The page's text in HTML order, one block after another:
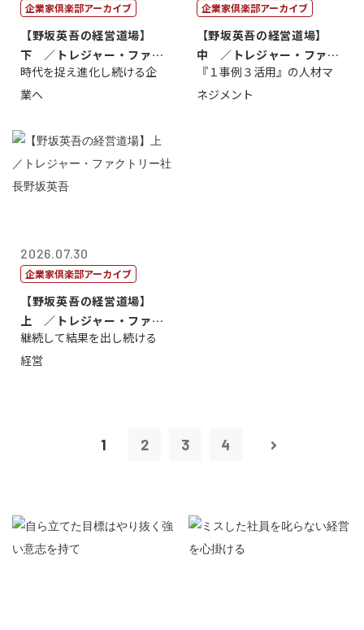
企業家倶楽部アーカイブ
【野坂英吾の経営道場】
下 ／トレジャー・ファク
トリー社長野坂...
時代を捉え進化し続ける企
業へ
企業家倶楽部アーカイブ
【野坂英吾の経営道場】
中 ／トレジャー・ファク
トリー社長野坂...
『１事例３活用』の人材マ
ネジメント
2026.07.30
企業家倶楽部アーカイブ
【野坂英吾の経営道場】
上 ／トレジャー・ファク
トリー社長野坂...
継続して結果を出し続ける
経営
1 2 3 4